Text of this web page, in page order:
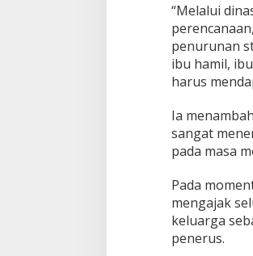
“Melalui
penurunan
ibu hamil,
harus
Ia
sangat
pada masa
Pada
mengajak
keluarga
penerus.